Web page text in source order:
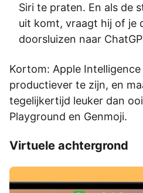
Siri te praten. En als de
uit komt, vraagt hij of je
doorsluizen naar
Kortom: Apple
productiever te zijn, en
tegelijkertijd leuker dan
Playground en Genmoji.
Virtuele achtergrond